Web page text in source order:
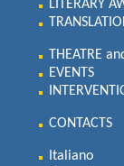
LITERARY
THEATRE
EVENTS
CONTACTS
Italiano